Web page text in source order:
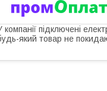
компанії підключені
який товар не